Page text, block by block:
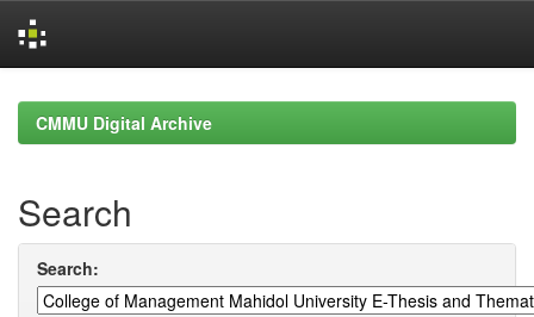
navigationCMMU Digital Archive
Search
Search: